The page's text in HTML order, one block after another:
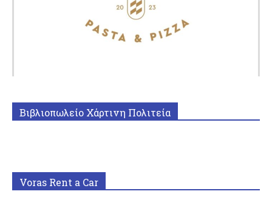
Βιβλιοπωλείο Χάρτινη Πολιτεία
Voras Rent a Car